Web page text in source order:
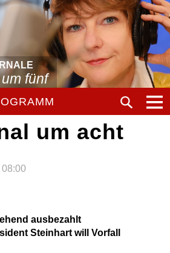
fünf
um acht
ausbezahlt
Steinhart will Vorfall